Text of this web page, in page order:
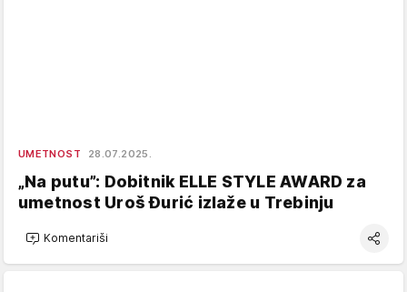
UMETNOST 28.07.2025.
„Na putu”: Dobitnik ELLE STYLE AWARD za
umetnost Uroš Đurić izlaže u Trebinju
Komentariši